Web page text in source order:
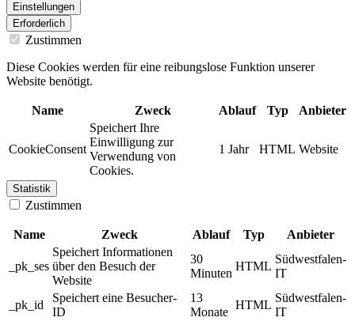
Einstellungen
Erforderlich
Zustimmen
Diese Cookies werden für eine reibungslose Funktion unserer
Website benötigt.
Name Zweck Ablauf Typ Anbieter
CookieConsent
Speichert Ihre
Einwilligung zur
Verwendung von
Cookies.
1 Jahr HTML Website
Statistik
Zustimmen
Name Zweck Ablauf Typ Anbieter
_pk_ses
Speichert Informationen
über den Besuch der
Website
30
Minuten
HTML
Südwestfalen-
IT
_pk_id
Speichert eine Besucher-
ID
13
Monate
HTML
Südwestfalen-
IT